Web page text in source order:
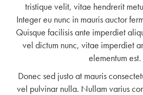
tristique velit, vitae hendrerit
Integer eu nunc in mauris auctor
Quisque facilisis ante imperdiet
vel dictum nunc, vitae imperdiet
elementum est.
Donec sed justo at mauris
vel pulvinar nulla. Nullam varius